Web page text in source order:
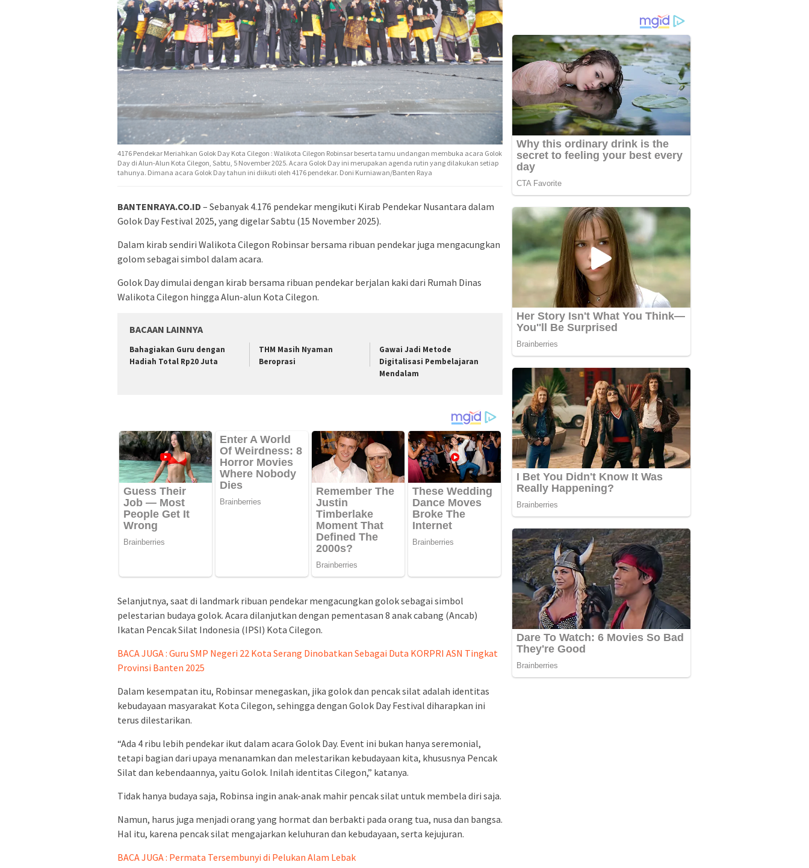
4176 Pendekar Meriahkan Golok Day Kota Cilegon : Walikota Cilegon Robinsar beserta tamu undangan membuka acara Golok
Day di Alun-Alun Kota Cilegon, Sabtu, 5 November 2025. Acara Golok Day ini merupakan agenda rutin yang dilakukan setiap
tahunya. Dimana acara Golok Day tahun ini diikuti oleh 4176 pendekar. Doni Kurniawan/Banten Raya
BANTENRAYA.CO.ID – Sebanyak 4.176 pendekar mengikuti Kirab Pendekar Nusantara dalam
Golok Day Festival 2025, yang digelar Sabtu (15 November 2025).
Dalam kirab sendiri Walikota Cilegon Robinsar bersama ribuan pendekar juga mengacungkan
golom sebagai simbol dalam acara.
Golok Day dimulai dengan kirab bersama ribuan pendekar berjalan kaki dari Rumah Dinas
Walikota Cilegon hingga Alun-alun Kota Cilegon.
BACAAN LAINNYA
Bahagiakan Guru dengan
Hadiah Total Rp20 Juta
THM Masih Nyaman
Beroprasi
Gawai Jadi Metode
Digitalisasi Pembelajaran
Mendalam
Selanjutnya, saat di landmark ribuan pendekar mengacungkan golok sebagai simbol
pelestarian budaya golok. Acara dilanjutkan dengan pementasan 8 anak cabang (Ancab)
Ikatan Pencak Silat Indonesia (IPSI) Kota Cilegon.
BACA JUGA : Guru SMP Negeri 22 Kota Serang Dinobatkan Sebagai Duta KORPRI ASN Tingkat
Provinsi Banten 2025
Dalam kesempatan itu, Robinsar menegaskan, jika golok dan pencak silat adalah identitas
kebudayaan masyarakat Kota Cilegon, sehingga dengan Golok Day Festival diharapkan ini
terus dilestarikan.
“Ada 4 ribu lebih pendekar ikut dalam acara Golok Day. Event ini bukan hanya seremonial,
tetapi bagian dari upaya menanamkan dan melestarikan kebudayaan kita, khususnya Pencak
Silat dan kebendaannya, yaitu Golok. Inilah identitas Cilegon,” katanya.
Tidak hanya budaya saja, Robinsa ingin anak-anak mahir pencak silat untuk membela diri saja.
Namun, harus juga menjadi orang yang hormat dan berbakti pada orang tua, nusa dan bangsa.
Hal itu, karena pencak silat mengajarkan keluhuran dan kebudayaan, serta kejujuran.
BACA JUGA : Permata Tersembunyi di Pelukan Alam Lebak